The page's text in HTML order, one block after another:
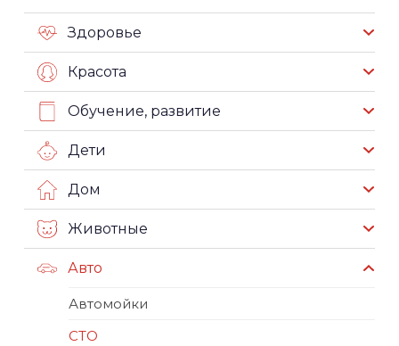
Здоровье
Красота
Обучение, развитие
Дети
Дом
Животные
Авто
Автомойки
СТО